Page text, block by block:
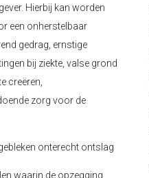
Hierbij kan worden
een onherstelbaar
gedrag, ernstige
bij ziekte, valse grond
creëren,
zorg voor de
onterecht ontslag
waarin de opzegging